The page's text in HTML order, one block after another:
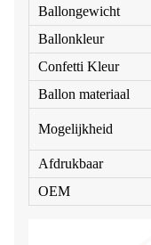
Ballongewicht
Ballonkleur
Confetti Kleur
Ballon materiaal
Mogelijkheid
Afdrukbaar
OEM